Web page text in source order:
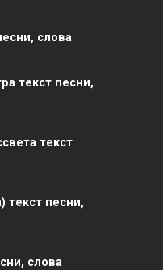
слова
текст песни,
текст
текст песни,
слова